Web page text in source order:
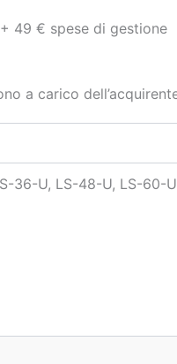
49 € spese di gestione
a carico
36-U, LS-48-U, LS-60-U